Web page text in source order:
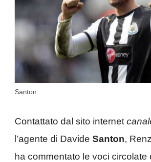
Santon
Contattato dal sito internet
l’agente di Davide Santon,
ha commentato le voci circolate